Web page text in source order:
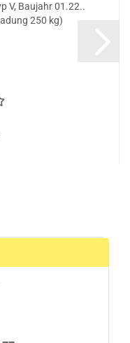
V, Baujahr 01.22..
250 kg)